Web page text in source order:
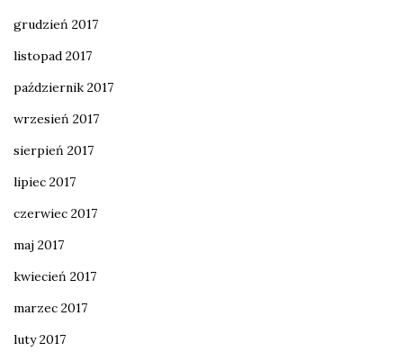
grudzień 2017
listopad 2017
październik 2017
wrzesień 2017
sierpień 2017
lipiec 2017
czerwiec 2017
maj 2017
kwiecień 2017
marzec 2017
luty 2017